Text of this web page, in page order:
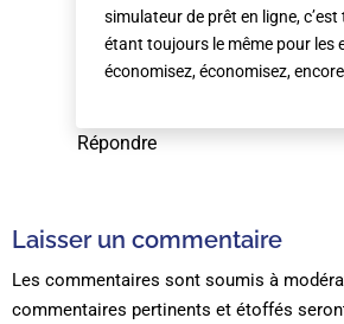
simulateur de prêt en ligne,
étant toujours le même pour les
économisez, économisez,
Répondre
Laisser un commentaire
Les commentaires sont soumis à
commentaires pertinents et étoffés